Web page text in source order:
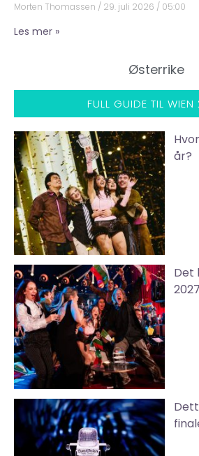
Morten Thomassen 29. juli 2026 05:00
Les mer »
Østerrike
FULL GUIDE TIL
år?
Det